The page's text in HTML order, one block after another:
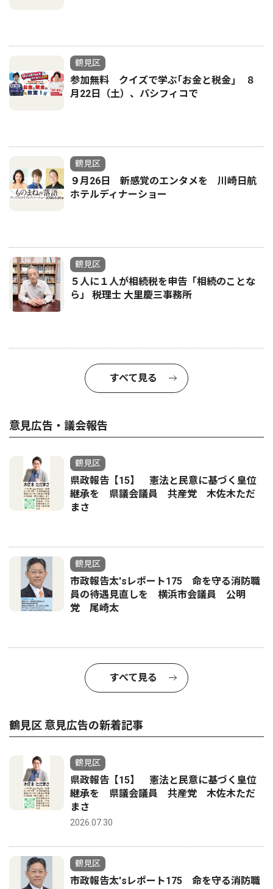
鶴見区
参加無料 クイズで学ぶ｢お金と税金｣ ８
月22日（土）、パシフィコで
鶴見区
９月26日 新感覚のエンタメを 川崎日航
ホテルディナーショー
鶴見区
５人に１人が相続税を申告「相続のことな
ら」 税理士 大里慶三事務所
すべて見る
意見広告・議会報告
鶴見区
県政報告【15】 憲法と民意に基づく皇位
継承を 県議会議員 共産党 木佐木ただ
まさ
鶴見区
市政報告太'sレポート175 命を守る消防職
員の待遇見直しを 横浜市会議員 公明
党 尾崎太
すべて見る
鶴見区 意見広告の新着記事
鶴見区
県政報告【15】 憲法と民意に基づく皇位
継承を 県議会議員 共産党 木佐木ただ
まさ
2026.07.30
鶴見区
市政報告太'sレポート175 命を守る消防職